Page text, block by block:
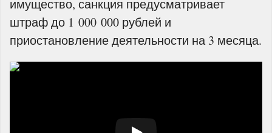
имущество, санкция предусматривает
штраф до 1 000 000 рублей и
приостановление деятельности на 3 месяца.